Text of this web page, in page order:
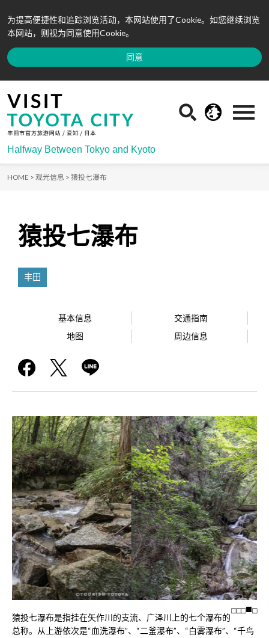
为提高便捷性和追踪浏览活动，本网站使用了Cookie。如您继续浏览
本网站，则视为同意使用Cookie。
同意
Halfway Between Tokyo and Kyoto
HOME > 观光信息 > 猿投七瀑布
猿投七瀑布
丰田
基本信息
交通指南
地图
周边信息
□□□ □
猿投七瀑布是指挂在矢作川的支流、广泽川上的七个瀑布的
总称。从上游依次是“血洗瀑布”、“二釜瀑布”、“白雾瀑布”、“千鸟